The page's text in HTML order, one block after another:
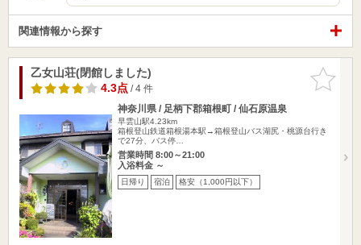
関連情報から探す
お気に入
りに追加
乙女山荘(閉館しました)
4.3点/ 4 件
神奈川県 / 足柄下郡箱根町 / 仙石原温泉
早雲山駅4.23km
箱根登山鉄道箱根湯本駅→箱根登山バス湖尻・桃源台行き
で27分、バス停…
営業時間 8:00～21:00
入浴料金 ～
日帰り 宿泊 格安（1,000円以下）